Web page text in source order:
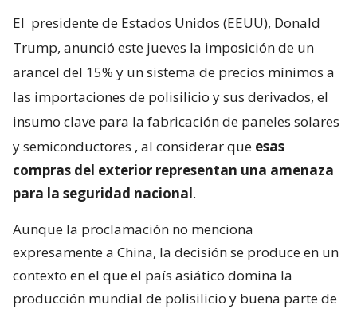
El presidente de Estados Unidos (EEUU), Donald
Trump, anunció este jueves la imposición de un
arancel del 15% y un sistema de precios mínimos a
las importaciones de polisilicio y sus derivados, el
insumo clave para la fabricación de paneles solares
y semiconductores , al considerar que esas
compras del exterior representan una amenaza
para la seguridad nacional.
Aunque la proclamación no menciona
expresamente a China, la decisión se produce en un
contexto en el que el país asiático domina la
producción mundial de polisilicio y buena parte de